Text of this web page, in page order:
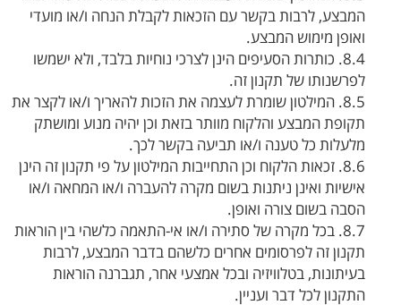
המבצע, לרבות בקשר עם הזכאות לקבלת הנחה ו/או מועדי
ואופן מימוש המבצע.
8.4. כותרות הסעיפים הינן לצרכי נוחיות בלבד, ולא ישמשו
לפרשנותו של תקנון זה.
8.5. המילטון שומרת לעצמה את הזכות להאריך ו/או לקצר את
תקופת המבצע והלקוח מוותר בזאת וכן יהיה מנוע ומושתק
מלעלות כל טענה ו/או תביעה בקשר לכך.
8.6. זכאות הלקוח וכן התחייבות המילטון על פי תקנון זה הינן
אישיות ואינן ניתנות בשום מקרה להעברה ו/או המחאה ו/או
הסבה בשום צורה ואופן.
8.7. בכל מקרה של סתירה ו/או אי-התאמה כלשהי בין הוראות
תקנון זה לפרסומים אחרים כלשהם בדבר המבצע, לרבות
בעיתונות, בטלוויזיה ובכל אמצעי אחר, תגברנה הוראות
התקנון לכל דבר ועניין.